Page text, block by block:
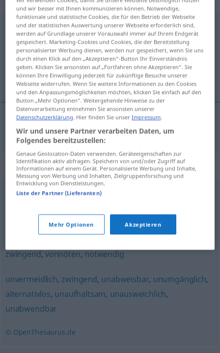
unabdingbar
Übersicht aller Übersetzungen
(Für mehr Details die Übersetzung anklicken/antippen)
absoluut noodzakelijk
absoluutnoodzakelijk unabdingbar
Synonyme für "unabdingbar"
unverzichtbar
zwingend,(unbedingt) notwendig,(ein) Muss,
zwingend, vonnöten, notwendig
unvermeidlich, zwingend, unabweisbar, unumgänglich,
alternativlos, unaufhaltsam, unausweichlich,
unabwendbar
© OpenThesaurus.de
und wir besser mit Ihnen kommunizieren können. Notwendige,
funktionale und statistische Cookies, die für den Betrieb der Webseite
und der statistischen Auswertung unserer Webseite erforderlich sind,
werden auf Grundlage unserer Vorauswahl immer auf Ihrem Endgerät
gespeichert. Marketing-Cookies und Cookies, die der Bereitstellung
personalisierter Werbung dienen, werden nur gespeichert, wenn Sie uns
durch einen Klick auf den „Akzeptieren“-Button Ihr Einverständnis
geben. Klicken Sie ansonsten auf „Fortfahren ohne Akzeptieren“. Sie
können Ihre Einwilligung jederzeit für zukünftige Besuche unserer
Webseite widerrufen. Wenn Sie weitere Informationen zu den Cookies
und den Anpassungsmöglichkeiten möchten, klicken Sie einfach auf den
Button „Mehr Optionen“. Weitergehende Hinweise zu der
Datenverarbeitung entnehmen Sie ansonsten unserer
Datenschutzerklärung. Hier finden Sie unserImpressum.
Wir und unsere Partner verarbeiten Daten, um
Folgendes bereitzustellen:
Genaue Geolocation-Daten verwenden. Geräteeigenschaften zur
Identifikation aktiv abfragen. Speichern von und/oder Zugriff auf
Informationen auf einem Gerät. Personalisierte Werbung und Inhalte,
Messung von Werbung und Inhalten, Zielgruppenforschung und
Entwicklung von Dienstleistungen.
Liste der Partner (Lieferanten)
Mehr Optionen Akzeptieren